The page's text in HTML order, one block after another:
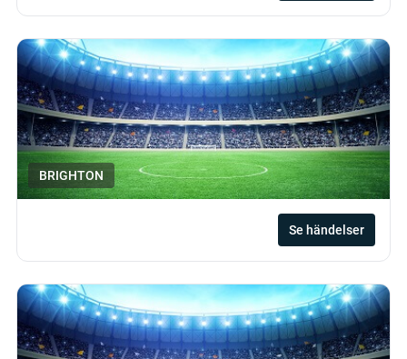
BRIGHTON
Se händelser